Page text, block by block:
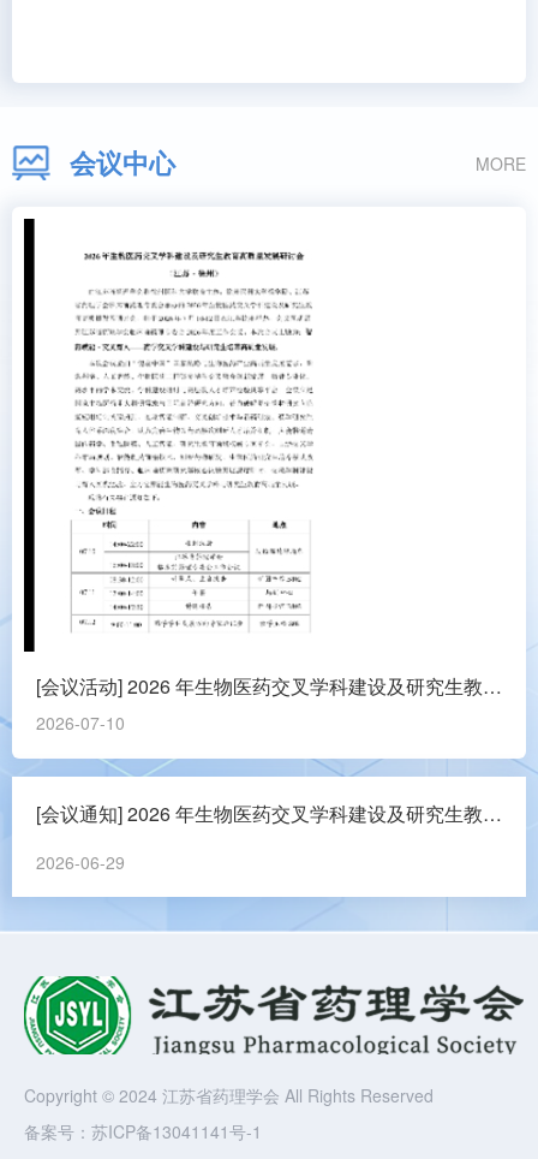
会议中心 MORE
[会议活动] 2026 年生物医药交叉学科建设及研究生教育高质量发展研讨会
2026-07-10
[会议通知] 2026 年生物医药交叉学科建设及研究生教育高质量发展研讨会
2026-06-29
Copyright © 2024 江苏省药理学会 All Rights Reserved
备案号： 苏ICP备13041141号-1